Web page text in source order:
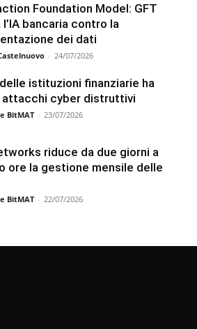
Foundation Model: GFT
bancaria contro la
dei dati
- 24/07/2026
istituzioni finanziarie ha
attacchi cyber distruttivi
BitMAT - 23/07/2026
riduce da due giorni a
ore la gestione mensile delle
BitMAT - 22/07/2026